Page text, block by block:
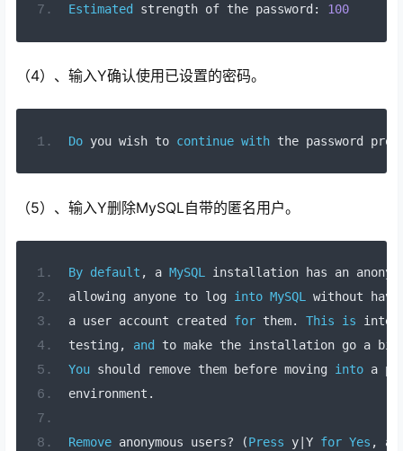
Estimated strength of the password : 100
（4）、输入Y确认使用已设置的密码。
Do you wish to continue with the password
（5）、输入Y删除MySQL自带的匿名用户。
By default , a MySQL
installation has an
allowing anyone to log into MySQL without
a user account created for them. This is
testing , and to make the installation go a bit
You should remove them before moving into a
environment .
Remove anonymous users? (Press y| Y for Yes ,